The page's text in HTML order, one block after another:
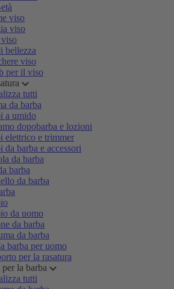
viso
viso
bellezza
viso
per il viso
tutti
da barba
a umido
dopobarba e lozioni
elettrico e trimmer
da barba e accessori
da barba
barba
da barba
da uomo
da barba
da barba
barba per uomo
per la rasatura
la barba
tutti